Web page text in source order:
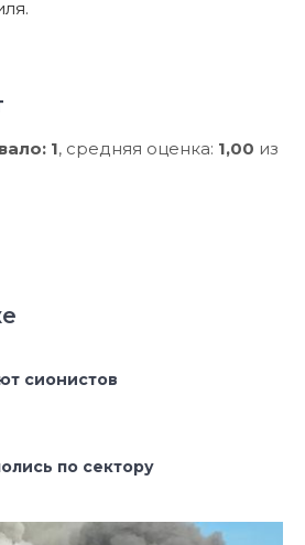
1, средняя оценка: 1,00 из
сионистов
по сектору